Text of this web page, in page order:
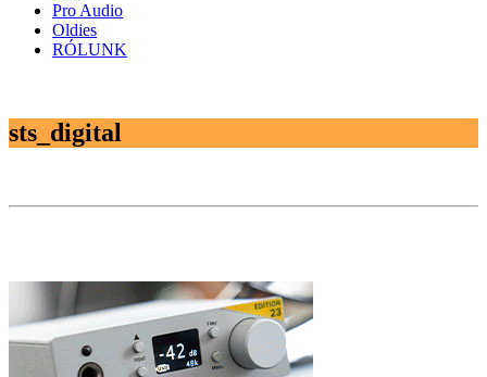
Pro Audio
Oldies
RÓLUNK
sts_digital